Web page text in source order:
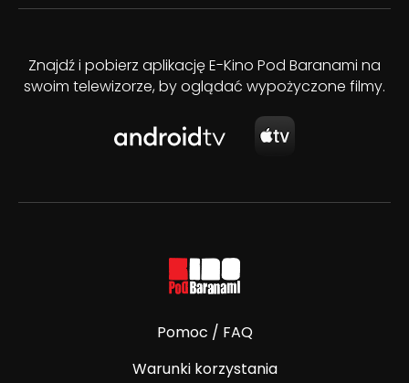
Znajdź i pobierz aplikację E-Kino Pod Baranami na
swoim telewizorze, by oglądać wypożyczone filmy.
Pomoc / FAQ
Warunki korzystania